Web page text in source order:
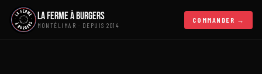
La Ferme à Burgers
MONTÉLIMAR · DEPUIS 2014
COMMANDER →